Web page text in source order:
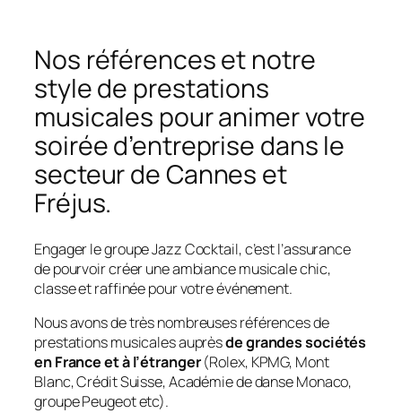
Nos références et notre
style de prestations
musicales pour animer votre
soirée d’entreprise dans le
secteur de Cannes et
Fréjus.
Engager le groupe Jazz Cocktail, c’est l’assurance
de pourvoir créer une ambiance musicale chic,
classe et raffinée pour votre événement.
Nous avons de très nombreuses références de
prestations musicales auprèsde grandes sociétés
en France et à l’étranger(Rolex, KPMG, Mont
Blanc, Crédit Suisse, Académie de danse Monaco,
groupe Peugeot etc).